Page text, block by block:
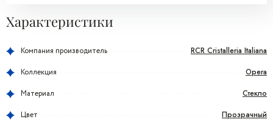
Характеристики
Компания производитель RCR Cristalleria Italiana
Коллекция Opera
Материал Стекло
Цвет Прозрачный